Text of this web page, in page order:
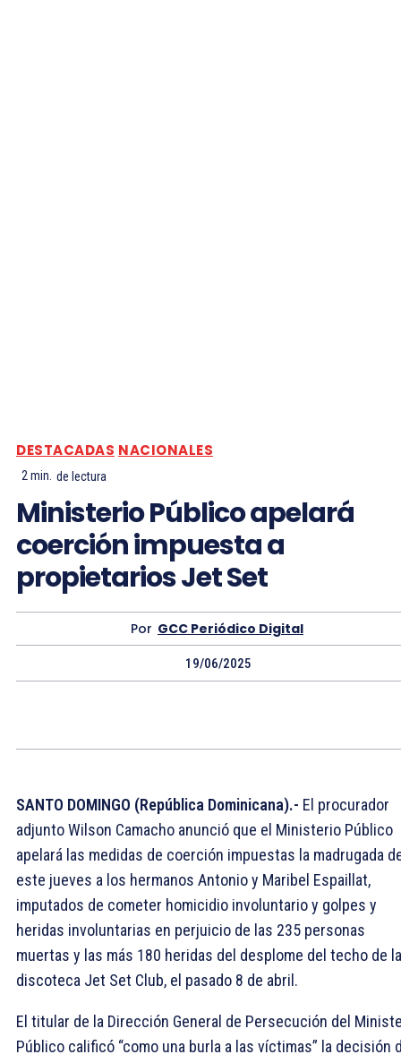
DESTACADAS NACIONALES
2min. de lectura
Ministerio Público apelará
coerción impuesta a
propietarios Jet Set
Por GCC Periódico Digital
19/06/2025
SANTO DOMINGO (República Dominicana).- El procurador
adjunto Wilson Camacho anunció que el Ministerio Público
apelará las medidas de coerción impuestas la madrugada
este jueves a los hermanos Antonio y Maribel Espaillat,
imputados de cometer homicidio involuntario y golpes y
heridas involuntarias en perjuicio de las 235 personas
muertas y las más 180 heridas del desplome del techo de la
discoteca Jet Set Club, el pasado 8 de abril.
El titular de la Dirección General de Persecución del
Público calificó “como una burla a las víctimas” la decisión